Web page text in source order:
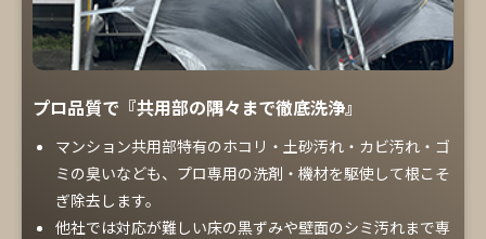
プロ品質で『共用部の隅々まで徹底洗浄』
マンション共用部特有のホコリ・土砂汚れ・カビ汚れ・ゴ
ミの臭いなども、プロ専用の洗剤・機材を駆使して根こそ
ぎ除去します。
他社では対応が難しい床の黒ずみや壁面のシミ汚れまで専